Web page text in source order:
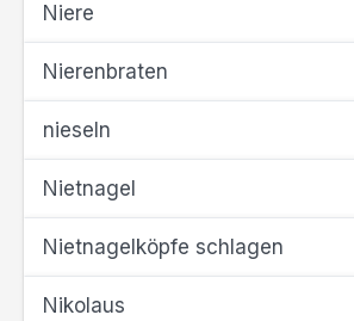
Niere
Nierenbraten
nieseln
Nietnagel
Nietnagelköpfe schlagen
Nikolaus